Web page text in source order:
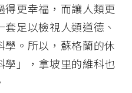
得更幸福，而讓人類更
足以檢視人類道德、
。所以，蘇格蘭的休
學」，拿坡里的維科也